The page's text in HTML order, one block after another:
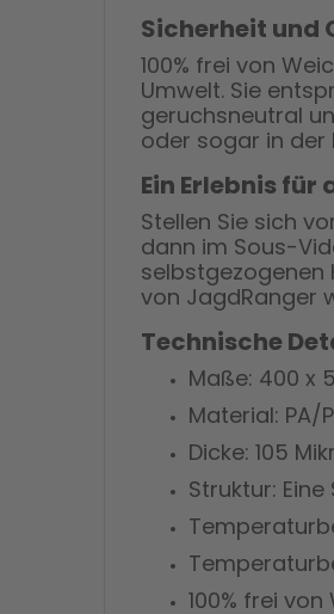
Sicherheit und
100% frei von
Umwelt. Sie
geruchsneutral
oder sogar in der
Ein Erlebnis für
Stellen Sie sich
dann im Sous-
selbstgezogenen
von JagdRanger
Technische
Maße: 400 x
Material: PA/
Dicke: 105
Struktur:
100% frei